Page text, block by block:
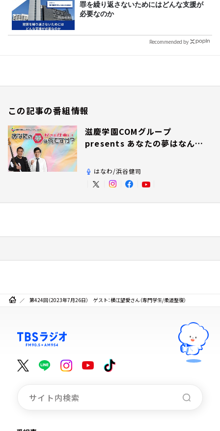
罪を繰り返さないためにはどんな支援が
必要なのか
Recommended by
この記事の番組情報
滋慶学園COMグループ
presents あなたの夢はなんで
はなわ/浜谷健司
第424回（2023年7月26日） ゲスト：横江望愛さん（専門学生/柔道整復）